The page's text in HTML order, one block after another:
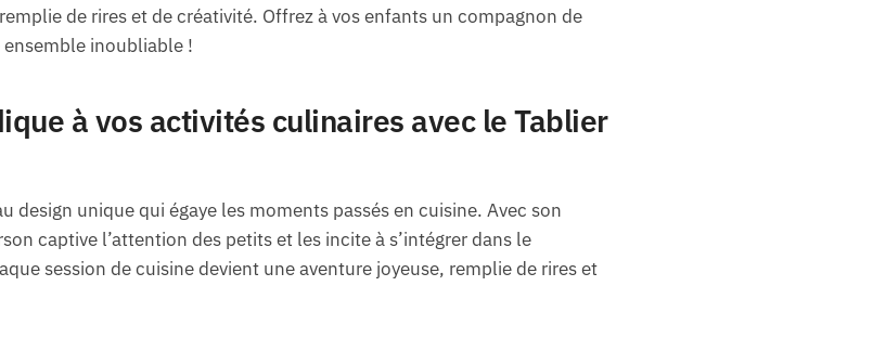
de rires et de créativité. Offrez à vos enfants un compagnon de
inoubliable !
à vos activités culinaires avec le Tablier
design unique qui égaye les moments passés en cuisine. Avec son
captive l’attention des petits et les incite à s’intégrer dans le
session de cuisine devient une aventure joyeuse, remplie de rires et